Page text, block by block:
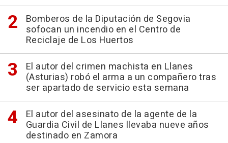
Bomberos de la Diputación de Segovia
sofocan un incendio en el Centro de
Reciclaje de Los Huertos
El autor del crimen machista en Llanes
(Asturias) robó el arma a un compañero tras
ser apartado de servicio esta semana
El autor del asesinato de la agente de la
Guardia Civil de Llanes llevaba nueve años
destinado en Zamora